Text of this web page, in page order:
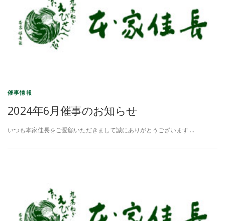
催事情報
2024年6月催事のお知らせ
いつも本家佳長をご愛顧いただきまして誠にありがとうございます …